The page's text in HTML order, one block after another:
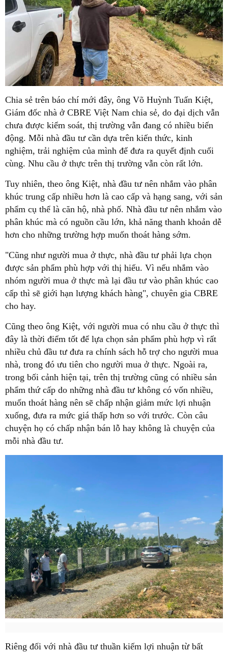
Chia sẻ trên báo chí mới đây, ông Võ Huỳnh Tuấn Kiệt,
Giám đốc nhà ở CBRE Việt Nam chia sẻ, do đại dịch vẫn
chưa được kiểm soát, thị trường vẫn đang có nhiều biến
động. Mỗi nhà đầu tư cần dựa trên kiến thức, kinh
nghiệm, trải nghiệm của mình để đưa ra quyết định cuối
cùng. Nhu cầu ở thực trên thị trường vẫn còn rất lớn.
Tuy nhiên, theo ông Kiệt, nhà đầu tư nên nhắm vào phân
khúc trung cấp nhiều hơn là cao cấp và hạng sang, với sản
phẩm cụ thể là căn hộ, nhà phố. Nhà đầu tư nên nhắm vào
phân khúc mà có nguồn cầu lớn, khả năng thanh khoản dễ
hơn cho những trường hợp muốn thoát hàng sớm.
"Cũng như người mua ở thực, nhà đầu tư phải lựa chọn
được sản phẩm phù hợp với thị hiếu. Vì nếu nhắm vào
nhóm người mua ở thực mà lại đầu tư vào phân khúc cao
cấp thì sẽ giới hạn lượng khách hàng", chuyên gia CBRE
cho hay.
Cũng theo ông Kiệt, với người mua có nhu cầu ở thực thì
đây là thời điểm tốt để lựa chọn sản phẩm phù hợp vì rất
nhiều chủ đầu tư đưa ra chính sách hỗ trợ cho người mua
nhà, trong đó ưu tiên cho người mua ở thực. Ngoài ra,
trong bối cảnh hiện tại, trên thị trường cũng có nhiều sản
phẩm thứ cấp do những nhà đầu tư không có vốn nhiều,
muốn thoát hàng nên sẽ chấp nhận giảm mức lợi nhuận
xuống, đưa ra mức giá thấp hơn so với trước. Còn câu
chuyện họ có chấp nhận bán lỗ hay không là chuyện của
mỗi nhà đầu tư.
Riêng đối với nhà đầu tư thuần kiếm lợi nhuận từ bất